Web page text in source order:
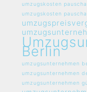
umzugskosten
umzugskosten
Berlin
umzugsunternehmen
umzugsunternehmen
umzugsunternehmen